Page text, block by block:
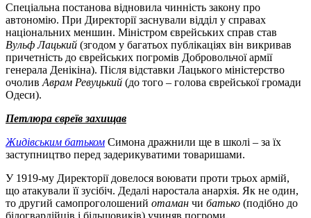
Спеціальна постанова відновила чинність закону про
автономію. При Директорії заснували відділ у справах
національних меншин. Міністром єврейських справ став
Вульф Лацький (згодом у багатьох публікаціях він викривав
причетність до єврейських погромів Добровольчої армії
генерала Денікіна). Після відставки Лацького міністерство
очолив Аврам Ревуцький (до того – голова єврейської громади
Одеси).
Петлюра євреїв захищав
Жидівським батьком Симона дражнили ще в школі – за їх
заступництво перед задерикуватими товаришами.
У 1919-му Директорії довелося воювати проти трьох армій,
що атакували її зусібіч. Дедалі наростала анархія. Як не один,
то другий самопроголошений отаман чи батько (подібно до
білогвардійців і більшовиків) учиняв погроми.